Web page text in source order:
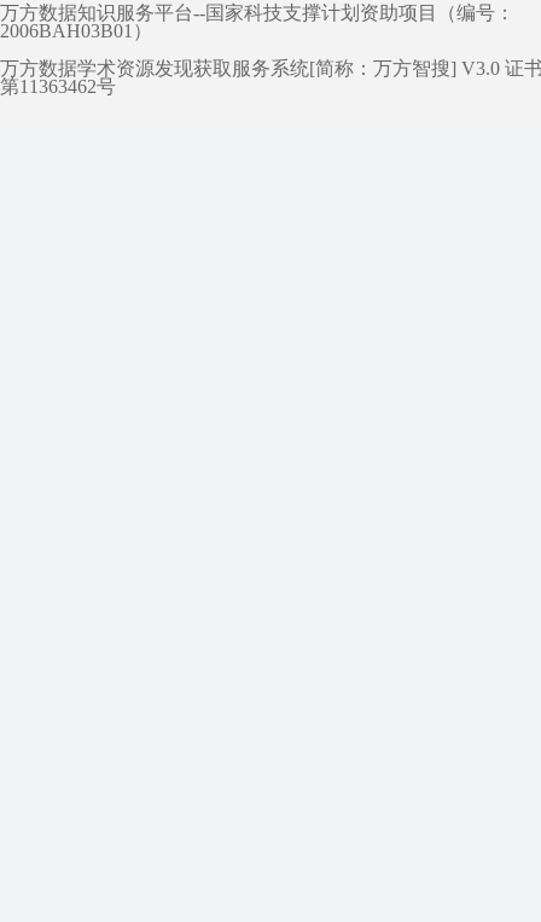
万方数据知识服务平台--国家科技支撑计划资助项目（编号：
2006BAH03B01）
万方数据学术资源发现获取服务系统[简称：万方智搜] V3.0 证
第11363462号